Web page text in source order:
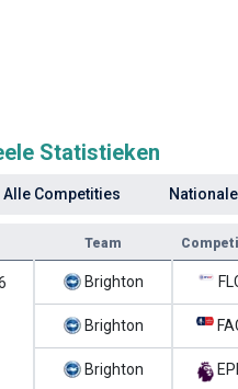
Statistieken
Alle Competities
Team
Brighton
Brighton
Brighton